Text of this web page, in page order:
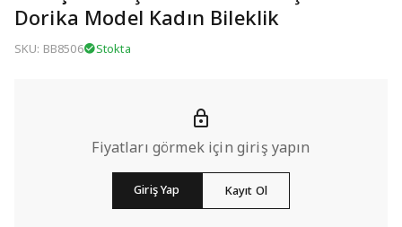
Dorika Model Kadın Bileklik
SKU: BB8506 Stokta
Fiyatları görmek için giriş yapın
Giriş Yap Kayıt Ol